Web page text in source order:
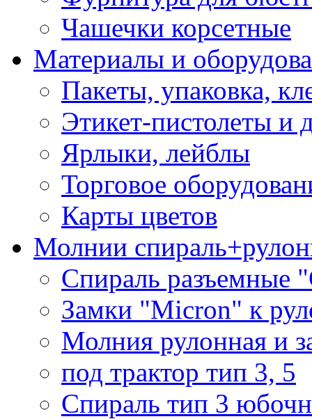
Чашечки корсетные
Материалы и
Пакеты, упаковка,
Этикет-пистолеты и
Ярлыки, лейблы
Торговое
Карты цветов
Молнии
Спираль разъемные
Замки "Micron" к
Молния рулонная и
под трактор тип 3, 5
Спираль тип 3